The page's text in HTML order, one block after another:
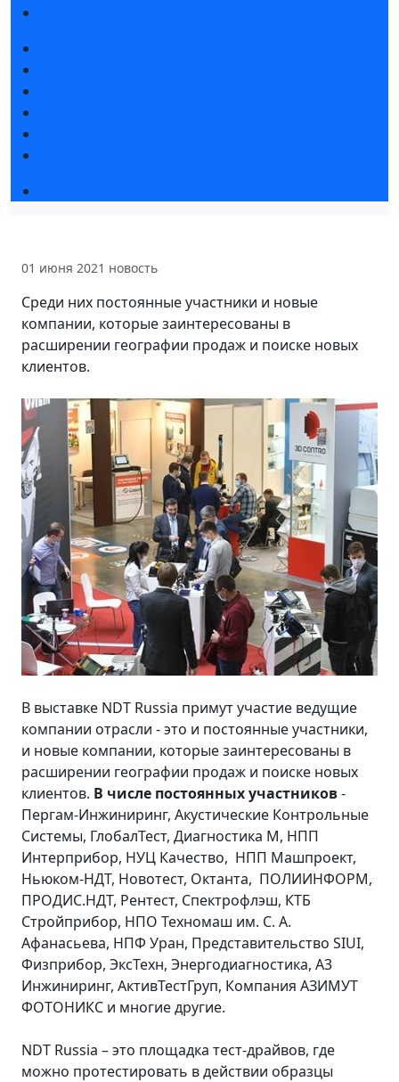
01 июня 2021 новость
Среди них постоянные участники и новые
компании, которые заинтересованы в
расширении географии продаж и поиске новых
клиентов.
В выставке NDT Russia примут участие ведущие
компании отрасли - это и постоянные участники,
и новые компании, которые заинтересованы в
расширении географии продаж и поиске новых
клиентов. В числе постоянных участников-
Пергам-Инжиниринг, Акустические Контрольные
Системы, ГлобалТест, Диагностика М, НПП
Интерприбор, НУЦ Качество, НПП Машпроект,
Ньюком-НДТ, Новотест, Октанта, ПОЛИИНФОРМ,
ПРОДИС.НДТ, Рентест, Спектрофлэш, КТБ
Стройприбор, НПО Техномаш им. С. А.
Афанасьева, НПФ Уран, Представительство SIUI,
Физприбор, ЭксТехн, Энергодиагностика, А3
Инжиниринг, АктивТестГруп, Компания АЗИМУТ
ФОТОНИКС и многие другие.
NDT Russia – это площадка тест-драйвов, где
можно протестировать в действии образцы